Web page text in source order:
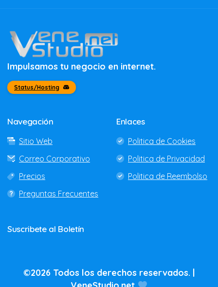
Impulsamos tu negocio en internet.
Status/Hosting
Navegación
Sitio Web
Correo Corporativo
Precios
Preguntas Frecuentes
Enlaces
Politica de Cookies
Politica de Privacidad
Politica de Reembolso
Suscribete al Boletín
©2026 Todos los derechos reservados. |